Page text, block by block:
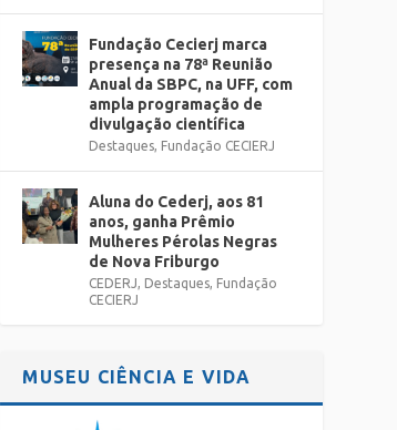
Fundação Cecierj marca
presença na 78ª Reunião
Anual da SBPC, na UFF, com
ampla programação de
divulgação científica
Destaques, Fundação CECIERJ
Aluna do Cederj, aos 81
anos, ganha Prêmio
Mulheres Pérolas Negras
de Nova Friburgo
CEDERJ, Destaques, Fundação
CECIERJ
MUSEU CIÊNCIA E VIDA